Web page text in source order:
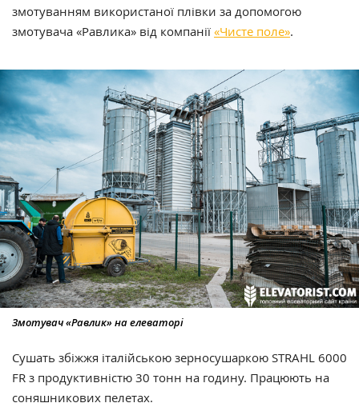
змотуванням використаної плівки за допомогою
змотувача «Равлика» від компанії «Чисте поле».
Змотувач «Равлик» на елеваторі
Сушать збіжжя італійською зерносушаркою STRAHL 6000
FR з продуктивністю 30 тонн на годину. Працюють на
соняшникових пелетах.